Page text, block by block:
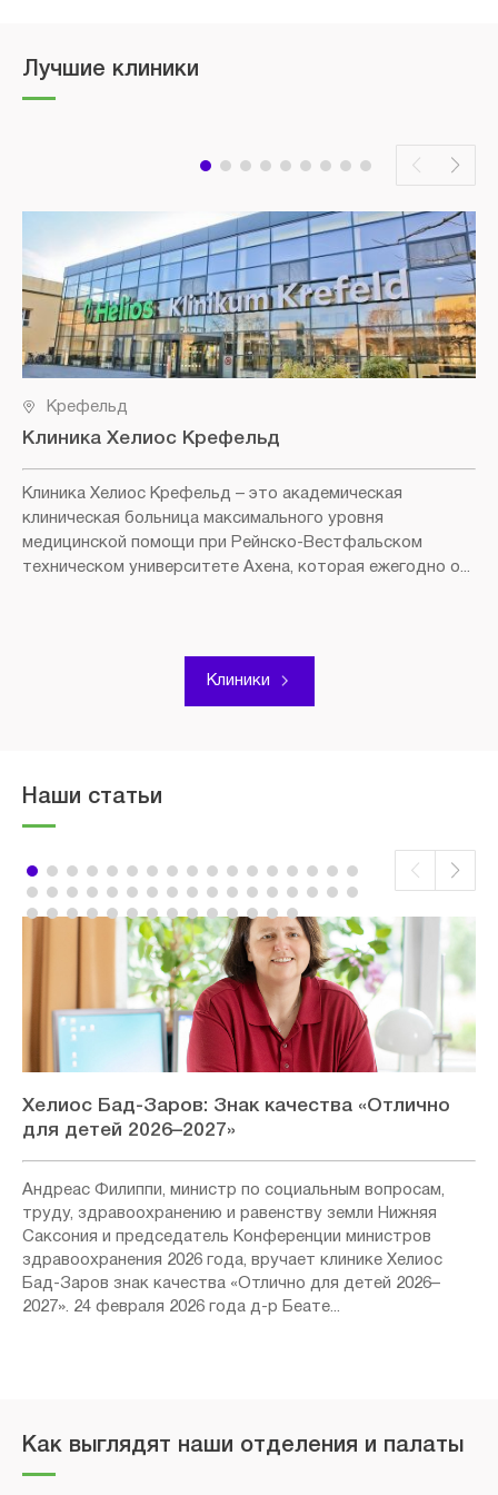
Лучшие клиники
Крефельд
Клиника Хелиос Крефельд
Клиника Хелиос Крефельд – это академическая
клиническая больница максимального уровня
медицинской помощи при Рейнско-Вестфальском
техническом университете Ахена, которая ежегодно о...
Клиники
Наши статьи
Хелиос Бад-Заров: Знак качества «Отлично
для детей 2026–2027»
Андреас Филиппи, министр по социальным вопросам,
труду, здравоохранению и равенству земли Нижняя
Саксония и председатель Конференции министров
здравоохранения 2026 года, вручает клинике Хелиос
Бад-Заров знак качества «Отлично для детей 2026–
2027». 24 февраля 2026 года д-р Беате...
Как выглядят наши отделения и палаты